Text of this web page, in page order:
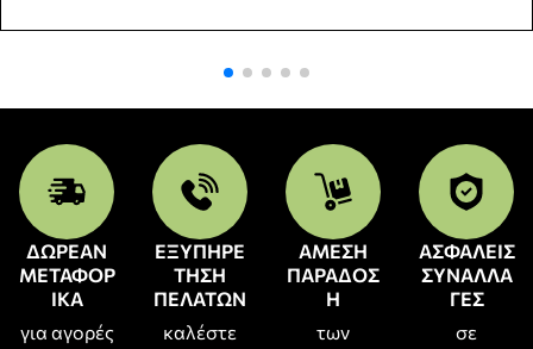
ΔΩΡΕΑΝ
ΜΕΤΑΦΟΡ
ΙΚΑ
για αγορές
ΕΞΥΠΗΡΕ
ΤΗΣΗ
ΠΕΛΑΤΩΝ
καλέστε
ΑΜΕΣΗ
ΠΑΡΑΔΟΣ
Η
των
ΑΣΦΑΛΕΙΣ
ΣΥΝΑΛΛΑ
ΓΕΣ
σε